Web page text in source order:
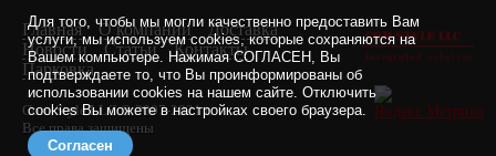
Для того, чтобы мы могли качественно предоставить Вам
услуги, мы используем cookies, которые сохраняются на
Вашем компьютере. Нажимая СОГЛАСЕН, Вы
подтверждаете то, что Вы проинформированы об
использовании cookies на нашем сайте. Отключить
cookies Вы можете в настройках своего браузера.
Согласен
Главная О компании
Доставка
Новости
Статьи
Контакты
Парковка
Com-Style LLC © 2007-2021 г.
Все права защищены